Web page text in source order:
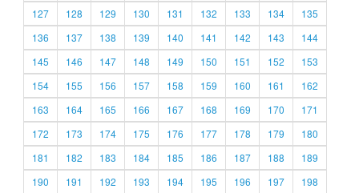
127
128 129 130 131 132 133 134
135
136
137 138 139 140 141 142 143
144
145
146 147 148 149 150 151 152
153
154
155 156 157 158 159 160 161
162
163
164 165 166 167 168 169 170
171
172
173 174 175 176 177 178 179
180
181
182 183 184 185 186 187 188
189
190
191 192 193 194 195 196 197
198